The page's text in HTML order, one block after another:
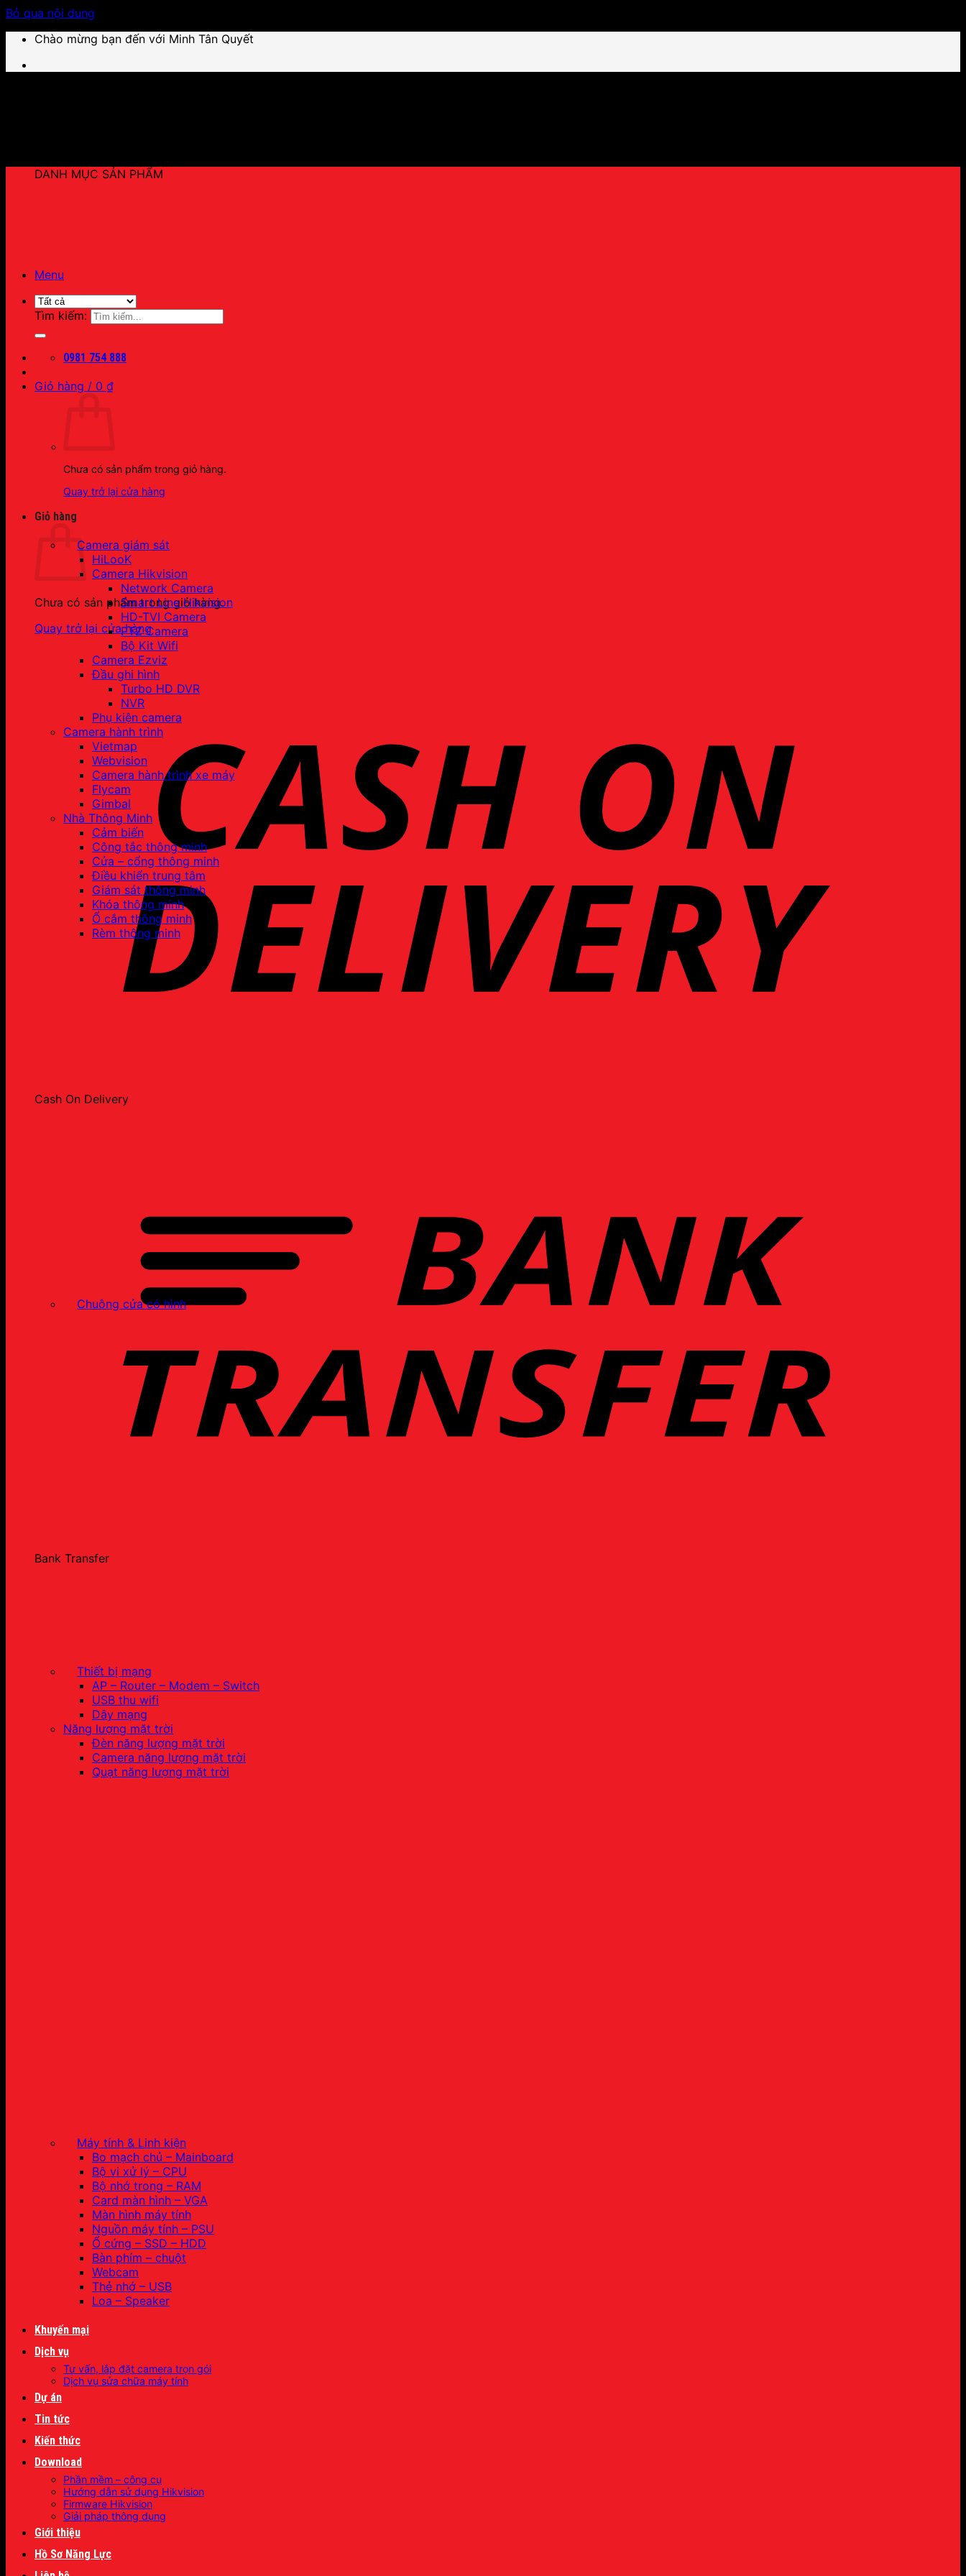
Bỏ qua nội dung
Chào mừng bạn đến với Minh Tân Quyết
Menu
Tìm kiếm:
0981 754 888
Giỏ hàng / 0 ₫
Chưa có sản phẩm trong giỏ hàng.
Quay trở lại cửa hàng
Giỏ hàng
Chưa có sản phẩm trong giỏ hàng.
Quay trở lại cửa hàng
Cash On Delivery
Bank Transfer
DANH MỤC SẢN PHẨM
Camera giám sát
HiLooK
Camera Hikvision
Network Camera
Smart Line Hikvision
HD-TVI Camera
PTZ Camera
Bộ Kit Wifi
Camera Ezviz
Đầu ghi hình
Turbo HD DVR
NVR
Phụ kiện camera
Camera hành trình
Vietmap
Webvision
Camera hành trình xe máy
Flycam
Gimbal
Nhà Thông Minh
Cảm biến
Công tắc thông minh
Cửa – cổng thông minh
Điều khiển trung tâm
Giám sát thông minh
Khóa thông minh
Ổ cắm thông minh
Rèm thông minh
Chuông cửa có hình
Thiết bị mạng
AP – Router – Modem – Switch
USB thu wifi
Dây mạng
Năng lượng mặt trời
Đèn năng lượng mặt trời
Camera năng lượng mặt trời
Quạt năng lượng mặt trời
Máy tính & Linh kiện
Bo mạch chủ – Mainboard
Bộ vi xử lý – CPU
Bộ nhớ trong – RAM
Card màn hình – VGA
Màn hình máy tính
Nguồn máy tính – PSU
Ổ cứng – SSD – HDD
Bàn phím – chuột
Webcam
Thẻ nhớ – USB
Loa – Speaker
Khuyến mại
Dịch vụ
Tư vấn, lắp đặt camera trọn gói
Dịch vụ sửa chữa máy tính
Dự án
Tin tức
Kiến thức
Download
Phần mềm – công cụ
Hướng dẫn sử dụng Hikvision
Firmware Hikvision
Giải pháp thông dụng
Giới thiệu
Hồ Sơ Năng Lực